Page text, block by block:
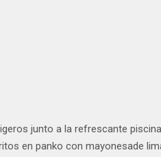
junto a la refrescante
en panko con mayonesade